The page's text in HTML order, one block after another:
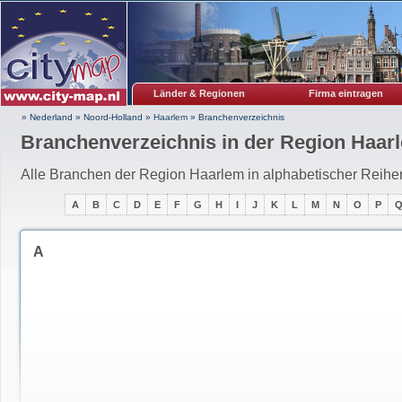
Länder & Regionen Firma eintragen
» Nederland » Noord-Holland » Haarlem » Branchenverzeichnis
Branchenverzeichnis in der Region
Alle Branchen der Region Haarlem in alphabetischer
A B C D E F G H I J K L M N O P Q
A